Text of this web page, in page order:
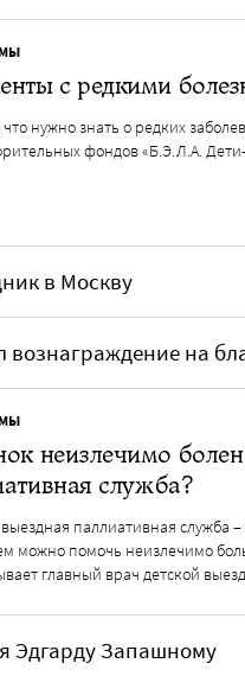
с редкими
что нужно знать о редких
фондов «Б.Э.Л.А.
в Москву
на
неизлечимо
служба?
паллиативная служба
можно помочь неизлечимо
главный врач детской
Эдгарду Запашному